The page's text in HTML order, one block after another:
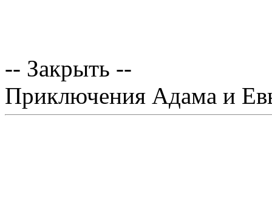
-- Закрыть --
Приключения Адама и